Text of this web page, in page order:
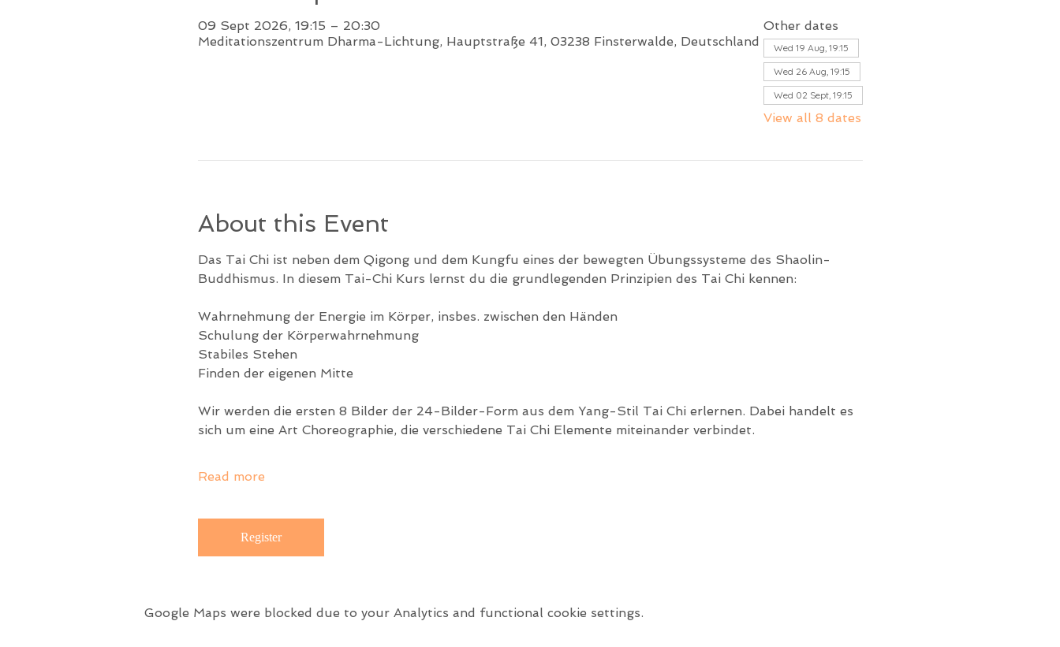
09 Sept 2026, 19:15 – 20:30
Meditationszentrum Dharma-Lichtung, Hauptstraße 41, 03238 Finsterwalde, Deutschland
Other dates
Wed 19 Aug, 19:15
Wed 26 Aug, 19:15
Wed 02 Sept, 19:15
View all 8 dates
About this Event
Das Tai Chi ist neben dem Qigong und dem Kungfu eines der bewegten Übungssysteme des Shaolin-
Buddhismus. In diesem Tai-Chi Kurs lernst du die grundlegenden Prinzipien des Tai Chi kennen:
Wahrnehmung der Energie im Körper, insbes. zwischen den Händen
Schulung der Körperwahrnehmung
Stabiles Stehen
Finden der eigenen Mitte
Wir werden die ersten 8 Bilder der 24-Bilder-Form aus dem Yang-Stil Tai Chi erlernen. Dabei handelt es
sich um eine Art Choreographie, die verschiedene Tai Chi Elemente miteinander verbindet.
Read more
Register
Google Maps were blocked due to your Analytics and functional cookie settings.